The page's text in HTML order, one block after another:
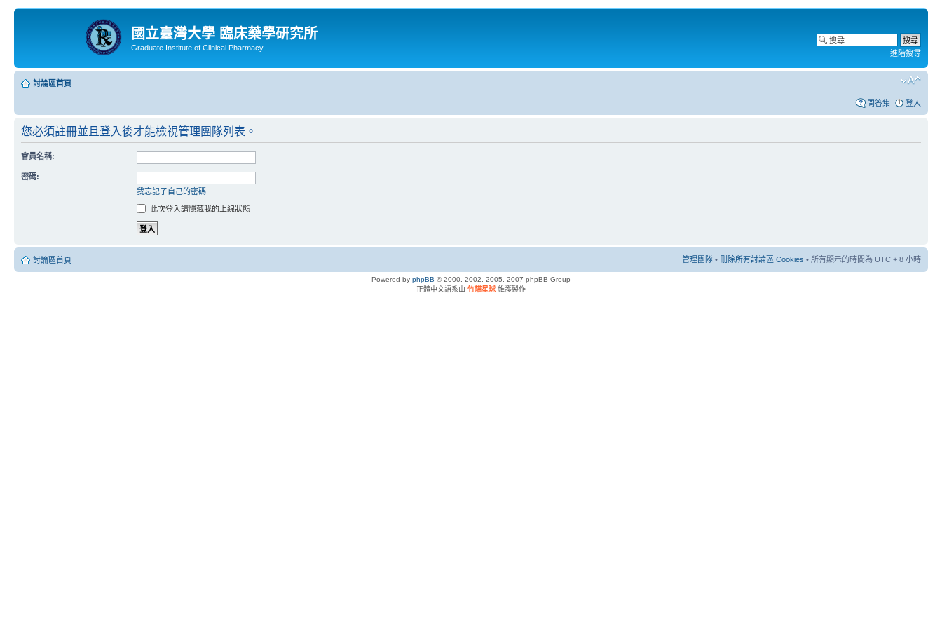
國立臺灣大學 臨床藥學研究所
Graduate Institute of Clinical Pharmacy
進階搜尋
討論區首頁
問答集 登入
您必須註冊並且登入後才能檢視管理團隊列表。
會員名稱:
密碼:
我忘記了自己的密碼
此次登入請隱藏我的上線狀態
討論區首頁 管理團隊 • 刪除所有討論區 Cookies • 所有顯示的時間為 UTC + 8 小時
Powered by phpBB © 2000, 2002, 2005, 2007 phpBB Group
正體中文語系由 竹貓星球 維護製作